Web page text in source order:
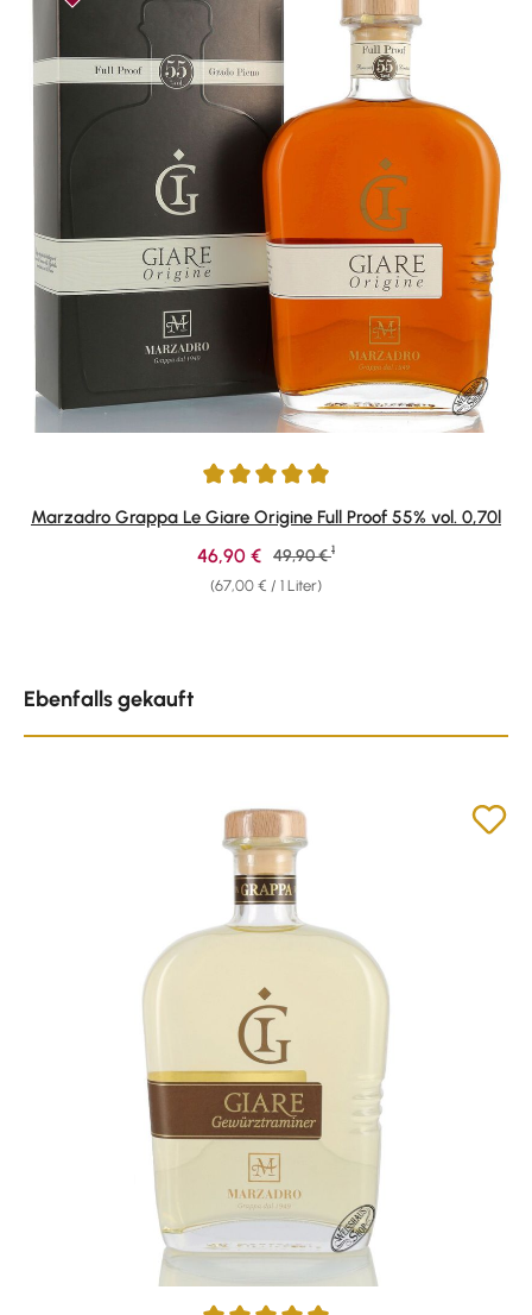
Durchschnittliche Bewertung von 4.93 von 5 Sternen
Marzadro Grappa Le Giare Origine Full Proof 55% vol. 0,70l
(67,00 € / 1 Liter)
Verkaufspreis:
46,90 € Regulärer Preis:
49,90 € 1
Ebenfalls gekauft